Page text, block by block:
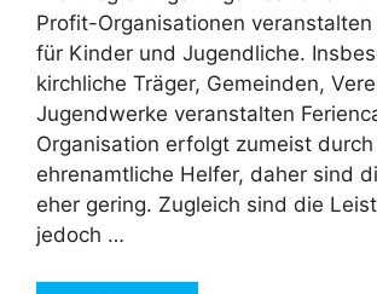
Profit-Organisationen veranstalten
für Kinder und Jugendliche.
kirchliche Träger, Gemeinden,
Jugendwerke veranstalten
Organisation erfolgt zumeist durch
ehrenamtliche Helfer, daher sind
eher gering. Zugleich sind die
jedoch …